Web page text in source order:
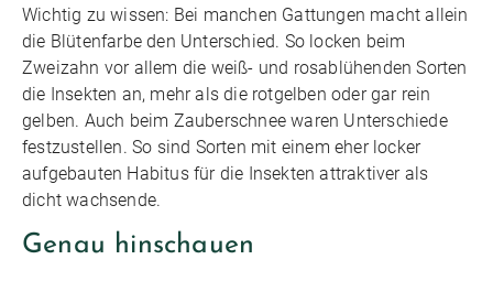
Wichtig zu wissen: Bei manchen Gattungen macht allein
die Blütenfarbe den Unterschied. So locken beim
Zweizahn vor allem die weiß- und rosablühenden Sorten
die Insekten an, mehr als die rotgelben oder gar rein
gelben. Auch beim Zauberschnee waren Unterschiede
festzustellen. So sind Sorten mit einem eher locker
aufgebauten Habitus für die Insekten attraktiver als
dicht wachsende.
Genau hinschauen